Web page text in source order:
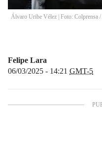
Álvaro Uribe Vélez | Foto: Colprensa /
Felipe Lara
06/03/2025 - 14:21 GMT-5